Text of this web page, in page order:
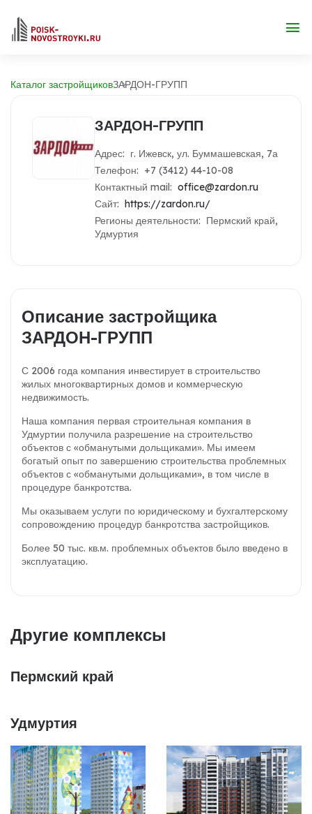
Каталог застройщиковЗАРДОН-ГРУПП
ЗАРДОН-ГРУПП
Адрес: г. Ижевск, ул. Буммашевская, 7а
Телефон: +7 (3412) 44-10-08
Контактный mail: office@zardon.ru
Сайт: https://zardon.ru/
Регионы деятельности: Пермский край,
Удмуртия
Описание застройщика
ЗАРДОН-ГРУПП
С 2006 года компания инвестирует в строительство
жилых многоквартирных домов и коммерческую
недвижимость.
Наша компания первая строительная компания в
Удмуртии получила разрешение на строительство
объектов с «обманутыми дольщиками». Мы имеем
богатый опыт по завершению строительства проблемных
объектов с «обманутыми дольщиками», в том числе в
процедуре банкротства.
Мы оказываем услуги по юридическому и бухгалтерскому
сопровождению процедур банкротства застройщиков.
Более 50 тыс. кв.м. проблемных объектов было введено в
эксплуатацию.
Другие комплексы
Пермский край
Удмуртия